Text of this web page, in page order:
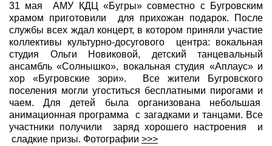
31 мая АМУ КДЦ «Бугры» совместно с Бугровским
храмом приготовили для прихожан подарок. После
службы всех ждал концерт, в котором приняли участие
коллективы культурно-досугового центра: вокальная
студия Ольги Новиковой, детский танцевальный
ансамбль «Солнышко», вокальная студия «Аплаус» и
хор «Бугровские зори». Все жители Бугровского
поселения могли угоститься бесплатными пирогами и
чаем. Для детей была организована небольшая
анимационная программа с загадками и танцами. Все
участники получили заряд хорошего настроения и
сладкие призы. Фотографии >>>